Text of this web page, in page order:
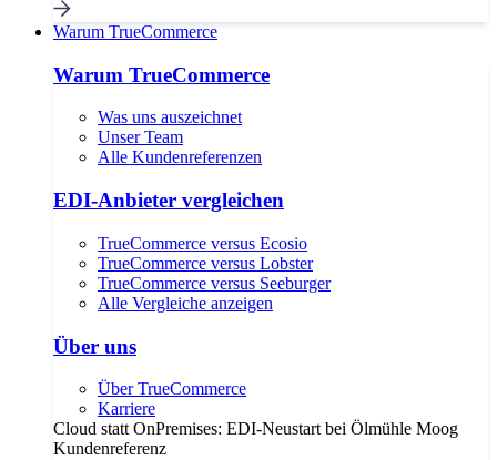
Warum TrueCommerce
Warum TrueCommerce
Was uns auszeichnet
Unser Team
Alle Kundenreferenzen
EDI-Anbieter vergleichen
TrueCommerce versus Ecosio
TrueCommerce versus Lobster
TrueCommerce versus Seeburger
Alle Vergleiche anzeigen
Über uns
Über TrueCommerce
Karriere
Cloud statt OnPremises: EDI-Neustart bei Ölmühle Moog
Kundenreferenz